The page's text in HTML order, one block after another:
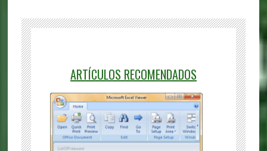
ARTÍCULOS RECOMENDADOS